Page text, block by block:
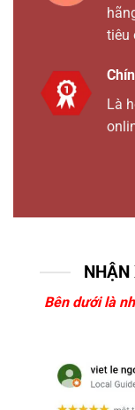
tiêu
Là
NHẬN
Bên dưới là